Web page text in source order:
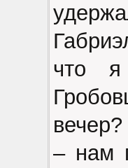
что
– нам